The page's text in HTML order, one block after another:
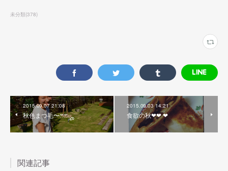
未分類(378)
2015.09.07 21:08
秋色まつ毛〜ෆ⃛ෆ⃛ೄ
2015.09.03 14:21
食欲の秋❤︎❤︎ ❤︎
関連記事